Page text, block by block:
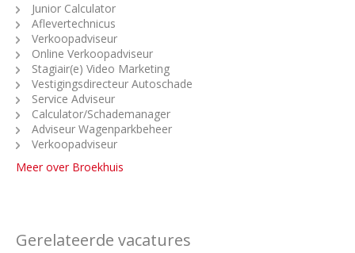
Junior Calculator
Aflevertechnicus
Verkoopadviseur
Online Verkoopadviseur
Stagiair(e) Video Marketing
Vestigingsdirecteur Autoschade
Service Adviseur
Calculator/Schademanager
Adviseur Wagenparkbeheer
Verkoopadviseur
Meer over Broekhuis
Gerelateerde vacatures